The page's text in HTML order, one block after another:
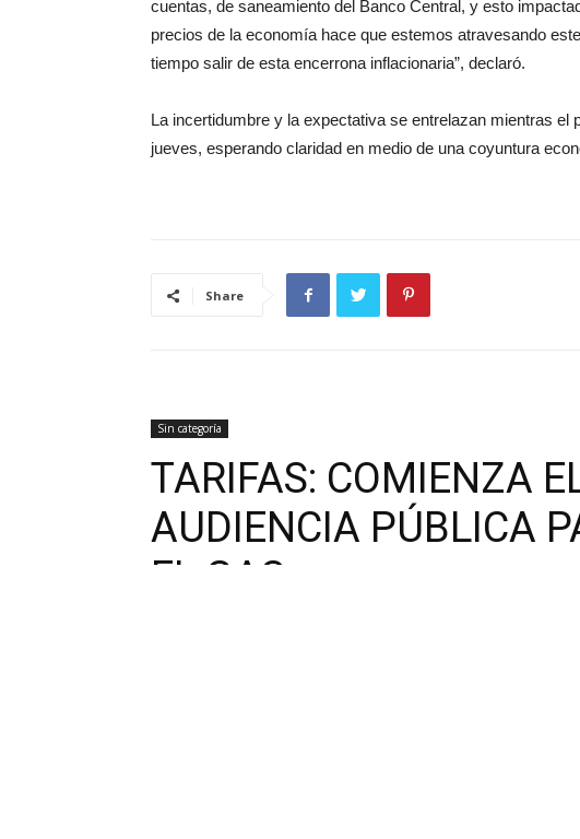
cuentas, de saneamiento del Banco Central, y esto
precios de la economía hace que estemos atravesando
tiempo salir de esta encerrona inflacionaria”, declaró.
La incertidumbre y la expectativa se entrelazan mientras el
jueves, esperando claridad en medio de una coyuntura
Share